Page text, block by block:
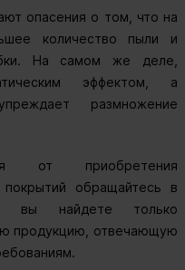
опасения о том, что на
количество пыли и
На самом же деле,
эффектом, а
размножение
от приобретения
покрытий обращайтесь в
вы найдете только
продукцию, отвечающую